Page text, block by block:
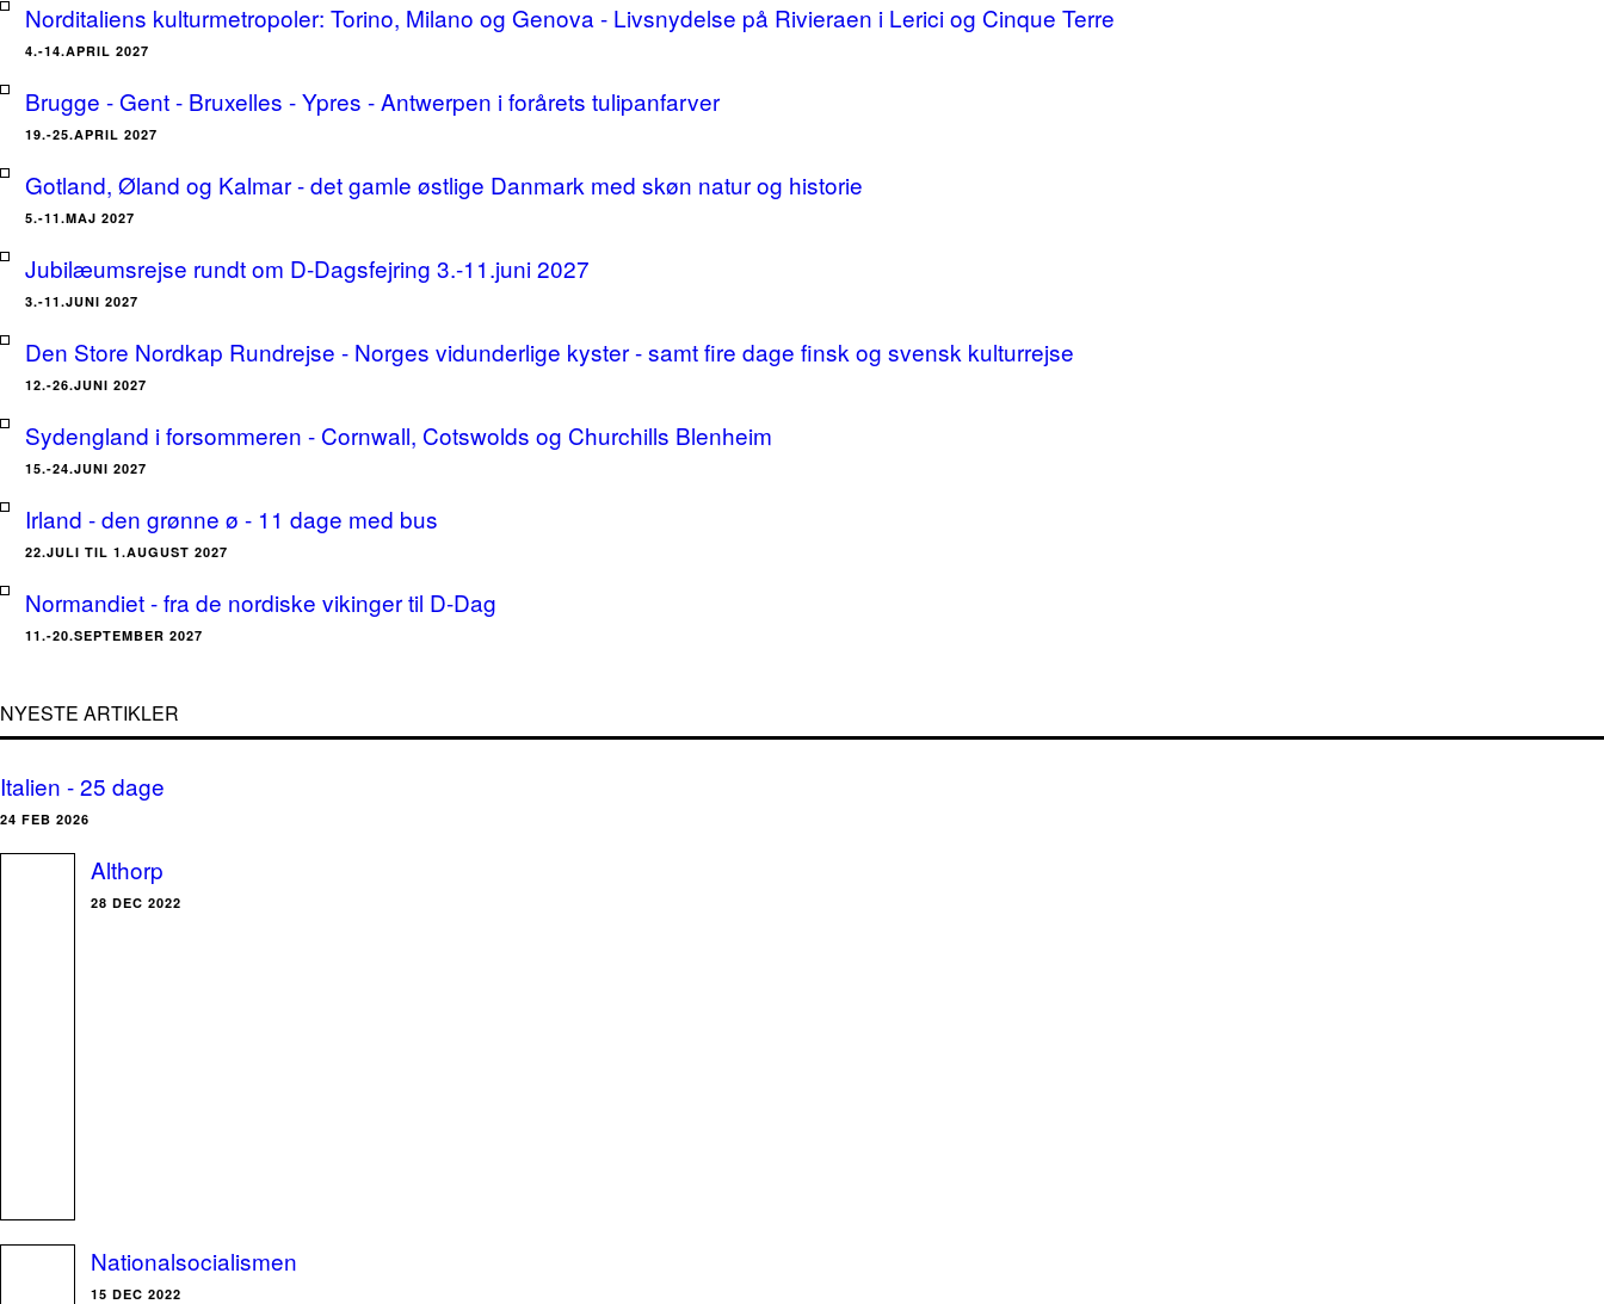
Norditaliens kulturmetropoler: Torino, Milano og Genova - Livsnydelse på Rivieraen i Lerici og Cinque Terre
4.-14.APRIL 2027
Brugge - Gent - Bruxelles - Ypres - Antwerpen i forårets tulipanfarver
19.-25.APRIL 2027
Gotland, Øland og Kalmar - det gamle østlige Danmark med skøn natur og historie
5.-11.MAJ 2027
Jubilæumsrejse rundt om D-Dagsfejring 3.-11.juni 2027
3.-11.JUNI 2027
Den Store Nordkap Rundrejse - Norges vidunderlige kyster - samt fire dage finsk og svensk kulturrejse
12.-26.JUNI 2027
Sydengland i forsommeren - Cornwall, Cotswolds og Churchills Blenheim
15.-24.JUNI 2027
Irland - den grønne ø - 11 dage med bus
22.JULI TIL 1.AUGUST 2027
Normandiet - fra de nordiske vikinger til D-Dag
11.-20.SEPTEMBER 2027
NYESTE ARTIKLER
Italien - 25 dage
24 FEB 2026
Althorp
28 DEC 2022
Nationalsocialismen
15 DEC 2022